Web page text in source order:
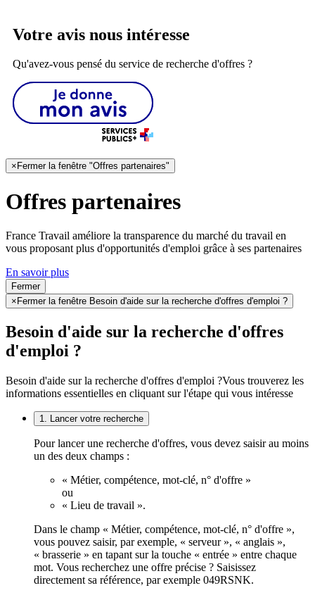
Votre avis nous intéresse
Qu'avez-vous pensé du service de recherche d'offres ?
× Fermer la fenêtre "Offres partenaires"
Offres partenaires
France Travail améliore la transparence du marché du travail en
vous proposant plus d'opportunités d'emploi grâce à ses partenaires
En savoir plus
Fermer
× Fermer la fenêtre Besoin d'aide sur la recherche d'offres d'emploi ?
Besoin d'aide sur la recherche d'offres
d'emploi ?
Besoin d'aide sur la recherche d'offres d'emploi ?Vous trouverez les
informations essentielles en cliquant sur l'étape qui vous intéresse
1. Lancer votre recherche
Pour lancer une recherche d'offres, vous devez saisir au moins
un des deux champs :
« Métier, compétence, mot-clé, n° d'offre »
ou
« Lieu de travail ».
Dans le champ « Métier, compétence, mot-clé, n° d'offre »,
vous pouvez saisir, par exemple, « serveur », « anglais »,
« brasserie » en tapant sur la touche « entrée » entre chaque
mot. Vous recherchez une offre précise ? Saisissez
directement sa référence, par exemple 049RSNK.